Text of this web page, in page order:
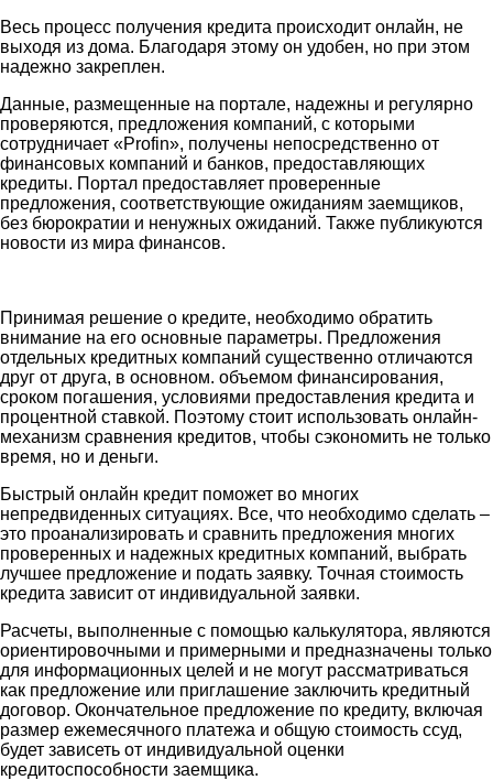
Весь процесс получения кредита происходит онлайн, не
выходя из дома. Благодаря этому он удобен, но при этом
надежно закреплен.
Данные, размещенные на портале, надежны и регулярно
проверяются, предложения компаний, с которыми
сотрудничает «Profin», получены непосредственно от
финансовых компаний и банков, предоставляющих
кредиты. Портал предоставляет проверенные
предложения, соответствующие ожиданиям заемщиков,
без бюрократии и ненужных ожиданий. Также публикуются
новости из мира финансов.
Принимая решение о кредите, необходимо обратить
внимание на его основные параметры. Предложения
отдельных кредитных компаний существенно отличаются
друг от друга, в основном. объемом финансирования,
сроком погашения, условиями предоставления кредита и
процентной ставкой. Поэтому стоит использовать онлайн-
механизм сравнения кредитов, чтобы сэкономить не только
время, но и деньги.
Быстрый онлайн кредит поможет во многих
непредвиденных ситуациях. Все, что необходимо сделать –
это проанализировать и сравнить предложения многих
проверенных и надежных кредитных компаний, выбрать
лучшее предложение и подать заявку. Точная стоимость
кредита зависит от индивидуальной заявки.
Расчеты, выполненные с помощью калькулятора, являются
ориентировочными и примерными и предназначены только
для информационных целей и не могут рассматриваться
как предложение или приглашение заключить кредитный
договор. Окончательное предложение по кредиту, включая
размер ежемесячного платежа и общую стоимость ссуд,
будет зависеть от индивидуальной оценки
кредитоспособности заемщика.